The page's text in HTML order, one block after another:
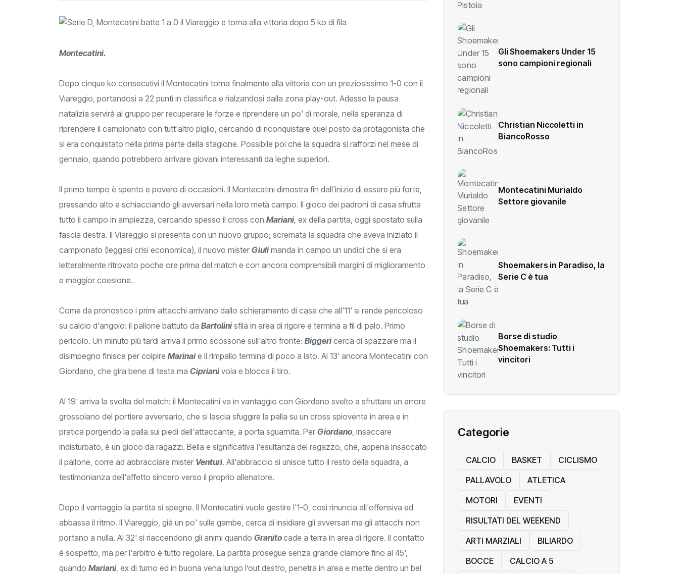
Montecatini.
Dopo cinque ko consecutivi il Montecatini torna finalmente alla vittoria con un preziosissimo 1-0 con il
Viareggio, portandosi a 22 punti in classifica e rialzandosi dalla zona play-out. Adesso la pausa
natalizia servirà al gruppo per recuperare le forze e riprendere un po' di morale, nella speranza di
riprendere il campionato con tutt'altro piglio, cercando di riconquistare quel posto da protagonista che
si era conquistato nella prima parte della stagione. Possibile poi che la squadra si rafforzi nel mese di
gennaio, quando potrebbero arrivare giovani interessanti da leghe superiori.
Il primo tempo è spento e povero di occasioni. Il Montecatini dimostra fin dall'inizio di essere più forte,
pressando alto e schiacciando gli avversari nella loro metà campo. Il gioco dei padroni di casa sfrutta
tutto il campo in ampiezza, cercando spesso il cross con Mariani, ex della partita, oggi spostato sulla
fascia destra. Il Viareggio si presenta con un nuovo gruppo; scremata la squadra che aveva iniziato il
campionato (leggasi crisi economica), il nuovo mister Giulimanda in campo un undici che si era
letteralmente ritrovato poche ore prima del match e con ancora comprensibili margini di miglioramento
e maggior coesione.
Come da pronostico i primi attacchi arrivano dallo schieramento di casa che all'11' si rende pericoloso
su calcio d'angolo: il pallone battuto da Bartolinisfila in area di rigore e termina a fil di palo. Primo
pericolo. Un minuto più tardi arriva il primo scossone sull'altro fronte: Biggericerca di spazzare ma il
disimpegno finisce per colpire Marinaie il rimpallo termina di poco a lato. Al 13' ancora Montecatini con
Giordano, che gira bene di testa ma Ciprianivola e blocca il tiro.
Al 19' arriva la svolta del match: il Montecatini va in vantaggio con Giordano svelto a sfruttare un errore
grossolano del portiere avversario, che si lascia sfuggire la palla su un cross spiovente in area e in
pratica porgendo la palla sui piedi dell'attaccante, a porta sguarnita. Per Giordano, insaccare
indisturbato, è un gioco da ragazzi. Bella e significativa l'esultanza del ragazzo, che, appena insaccato
il pallone, corre ad abbracciare mister Venturi. All'abbraccio si unisce tutto il resto della squadra, a
testimonianza dell'affetto sincero verso il proprio allenatore.
Dopo il vantaggio la partita si spegne. Il Montecatini vuole gestire l'1-0, così rinuncia all'offensiva ed
abbassa il ritmo. Il Viareggio, già un po' sulle gambe, cerca di insidiare gli avversari ma gli attacchi non
portano a nulla. Al 32' si riaccendono gli animi quando Granitocade a terra in area di rigore. Il contatto
è sospetto, ma per l'arbitro è tutto regolare. La partita prosegue senza grande clamore fino al 45',
quando Mariani, ex di turno ed in buona vena lungo l’out destro, penetra in area e mette dentro un bel
Gli Shoemakers Under 15
sono campioni regionali
Christian Niccoletti in
BiancoRosso
Montecatini Murialdo
Settore giovanile
Shoemakers in Paradiso, la
Serie C è tua
Borse di studio
Shoemakers: Tutti i
vincitori
Categorie
CALCIO BASKET
CICLISMO
PALLAVOLO
ATLETICA
MOTORI
EVENTI
RISULTATI DEL WEEKEND
ARTI MARZIALI
BILIARDO
BOCCE
CALCIO A 5